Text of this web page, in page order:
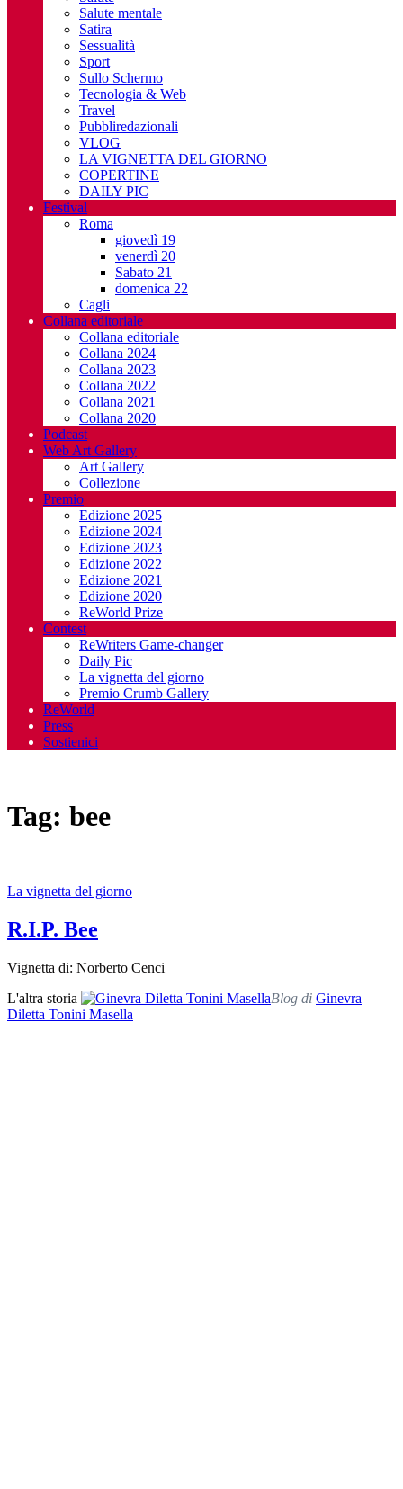
Salute mentale
Satira
Sessualità
Sport
Sullo Schermo
Tecnologia & Web
Travel
Pubbliredazionali
VLOG
LA VIGNETTA DEL GIORNO
COPERTINE
DAILY PIC
Festival
Roma
giovedì 19
venerdì 20
Sabato 21
domenica 22
Cagli
Collana editoriale
Collana editoriale
Collana 2024
Collana 2023
Collana 2022
Collana 2021
Collana 2020
Podcast
Web Art Gallery
Art Gallery
Collezione
Premio
Edizione 2025
Edizione 2024
Edizione 2023
Edizione 2022
Edizione 2021
Edizione 2020
ReWorld Prize
Contest
ReWriters Game-changer
Daily Pic
La vignetta del giorno
Premio Crumb Gallery
ReWorld
Press
Sostienici
Tag: bee
La vignetta del giorno
R.I.P. Bee
Vignetta di: Norberto Cenci
L'altra storia
Blog di Ginevra
Diletta Tonini Masella